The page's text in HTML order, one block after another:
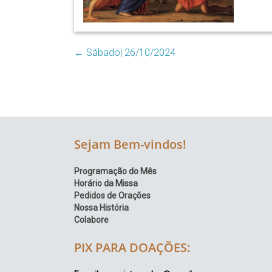
Região
Episcopal
–
← Sábado| 26/10/2024
Sejam Bem-vindos!
Programação do Mês
Horário da Missa
Pedidos de Orações
Nossa História
Colabore
PIX PARA DOAÇÕES: